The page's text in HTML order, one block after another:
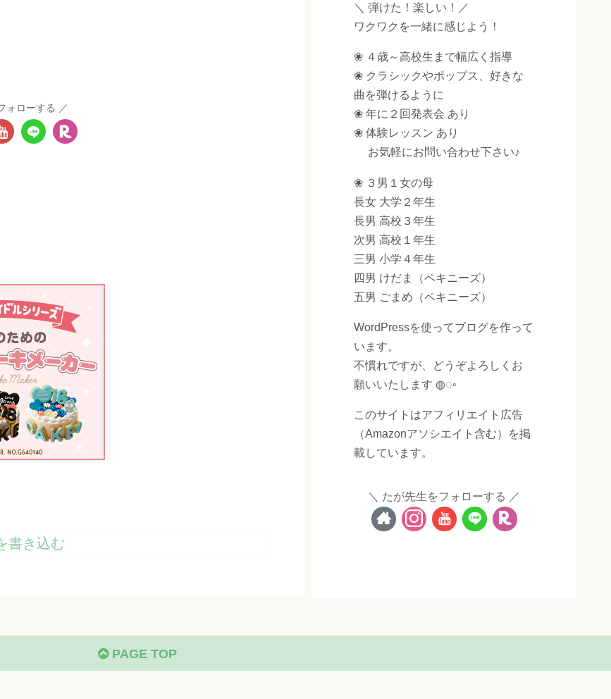
ォローする
書き込む
＼ 弾けた！楽しい！／
ワクワクを一緒に感じよう！
❀ ４歳～高校生まで幅広く指導
❀ クラシックやポップス、好きな
曲を弾けるように
❀ 年に２回発表会 あり
❀ 体験レッスン あり
お気軽にお問い合わせ下さい♪
❀ ３男１女の母
長女 大学２年生
長男 高校３年生
次男 高校１年生
三男 小学４年生
四男 けだま（ペキニーズ）
五男 ごまめ（ペキニーズ）
WordPressを使ってブログを作って
います。
不慣れですが、どうぞよろしくお
願いいたします ◍◌◦
このサイトはアフィリエイト広告
（Amazonアソシエイト含む）を掲
載しています。
たが先生をフォローする
PAGE TOP